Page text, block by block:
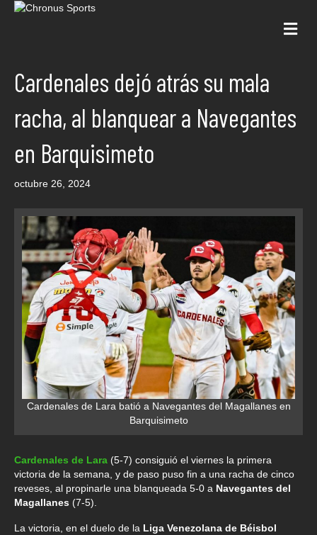
Cardenales dejó atrás su mala
racha, al blanquear a Navegantes
en Barquisimeto
octubre 26, 2024
Cardenales de Lara batió a Navegantes del Magallanes en
Barquisimeto
Cardenales de Lara (5-7) consiguió el viernes la primera
victoria de la semana, y de paso puso fin a una racha de cinco
reveses, al propinarle una blanqueada 5-0 a Navegantes del
Magallanes (7-5).
La victoria, en el duelo de la Liga Venezolana de Béisbol